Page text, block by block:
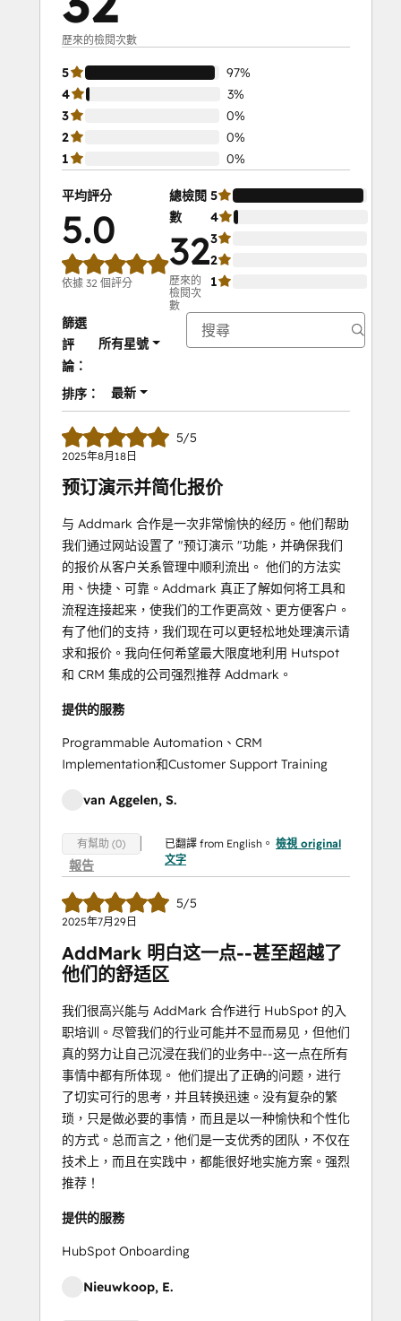
Platform Consulting
Revenue Operations
Service Hub
Social
Media
歷來的檢閱次數
5
97%
4
3%
3
0%
2
0%
1
0%
平均評分
5.0
依據 32 個評分
總檢閱
數
32
歷來的
檢閱次
數
5
4
3
2
1
篩選
評
論：
所有星號
排序： 最新
5/5
2025年8月18日
预订演示并简化报价
与 Addmark 合作是一次非常愉快的经历。他们帮助
我们通过网站设置了 "预订演示 "功能，并确保我们
的报价从客户关系管理中顺利流出。 他们的方法实
用、快捷、可靠。Addmark 真正了解如何将工具和
流程连接起来，使我们的工作更高效、更方便客户。
有了他们的支持，我们现在可以更轻松地处理演示请
求和报价。我向任何希望最大限度地利用 Hutspot
和 CRM 集成的公司强烈推荐 Addmark。
提供的服務
Programmable Automation、CRM
Implementation和Customer Support Training
van Aggelen, S.
有幫助 (0)
報告
已翻譯 from English。 檢視 original
文字
5/5
2025年7月29日
AddMark 明白这一点--甚至超越了
他们的舒适区
我们很高兴能与 AddMark 合作进行 HubSpot 的入
职培训。尽管我们的行业可能并不显而易见，但他们
真的努力让自己沉浸在我们的业务中--这一点在所有
事情中都有所体现。 他们提出了正确的问题，进行
了切实可行的思考，并且转换迅速。没有复杂的繁
琐，只是做必要的事情，而且是以一种愉快和个性化
的方式。总而言之，他们是一支优秀的团队，不仅在
技术上，而且在实践中，都能很好地实施方案。强烈
推荐！
提供的服務
HubSpot Onboarding
Nieuwkoop, E.